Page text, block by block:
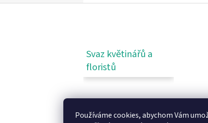
Používáme cookies, abychom Vám
Svaz květinářů a
floristů